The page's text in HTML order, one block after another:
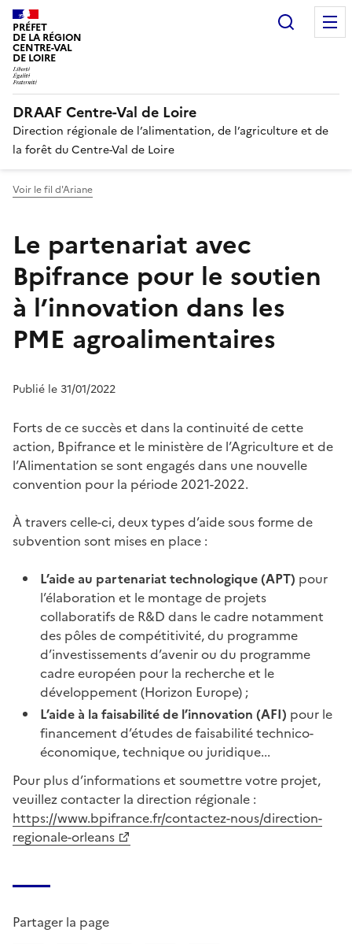
PRÉFET
DE LA RÉGION
CENTRE-VAL
DE LOIRE
DRAAF Centre-Val de Loire
Direction régionale de l’alimentation, de l’agriculture et de
la forêt du Centre-Val de Loire
Voir le fil d'Ariane
Le partenariat avec
Bpifrance pour le soutien
à l’innovation dans les
PME agroalimentaires
Publié le 31/01/2022
Forts de ce succès et dans la continuité de cette
action, Bpifrance et le ministère de l’Agriculture et de
l’Alimentation se sont engagés dans une nouvelle
convention pour la période 2021-2022.
À travers celle-ci, deux types d’aide sous forme de
subvention sont mises en place :
L’aide au partenariat technologique (APT) pour
l’élaboration et le montage de projets
collaboratifs de R&D dans le cadre notamment
des pôles de compétitivité, du programme
d’investissements d’avenir ou du programme
cadre européen pour la recherche et le
développement (Horizon Europe) ;
L’aide à la faisabilité de l’innovation (AFI) pour le
financement d’études de faisabilité technico-
économique, technique ou juridique...
Pour plus d’informations et soumettre votre projet,
veuillez contacter la direction régionale :
https://www.bpifrance.fr/contactez-nous/direction-
regionale-orleans
Partager la page